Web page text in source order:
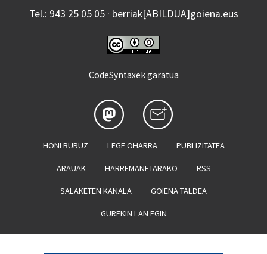
Tel.: 943 25 05 05 · berriak[ABILDUA]goiena.eus
CodeSyntaxek garatua
HONI BURUZ LEGE OHARRA PUBLIZITATEA
ARAUAK HARREMANETARAKO RSS
SALAKETEN KANALA GOIENA TALDEA
GUREKIN LAN EGIN